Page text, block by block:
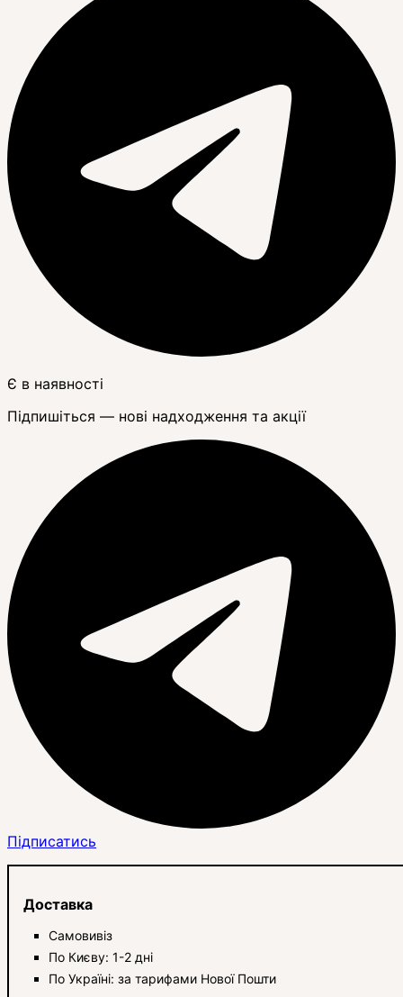
Є в наявності
Підпишіться — нові надходження та акції
Підписатись
Доставка
Самовивіз
По Києву: 1-2 дні
По Україні: за тарифами Нової Пошти